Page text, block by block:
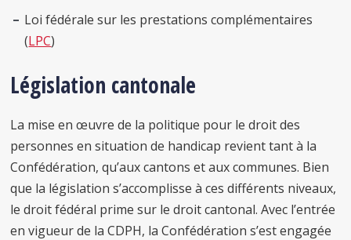
Loi fédérale sur les prestations complémentaires
(LPC)
Législation cantonale
La mise en œuvre de la politique pour le droit des
personnes en situation de handicap revient tant à la
Confédération, qu’aux cantons et aux communes. Bien
que la législation s’accomplisse à ces différents niveaux,
le droit fédéral prime sur le droit cantonal. Avec l’entrée
en vigueur de la CDPH, la Confédération s’est engagée